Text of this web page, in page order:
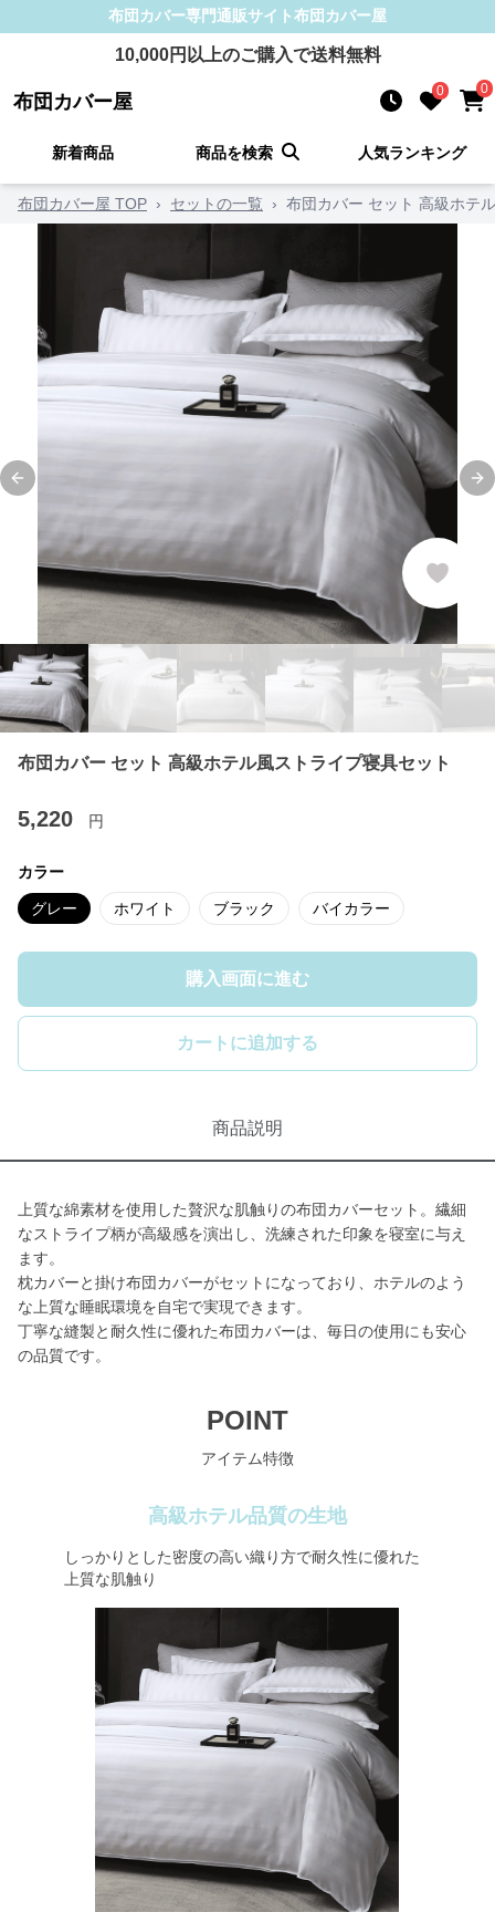
布団カバー専門通販サイト布団カバー屋
10,000円以上のご購入で送料無料
布団カバー屋 0 0
新着商品 商品を検索 人気ランキング
布団カバー屋 TOP › セットの一覧 › 布団カバー セット 高級ホテ
Previous slide
布団カバー セット 高級ホテル風ストライプ寝具セット
5,220 円
カラー
グレー ホワイト ブラック バイカラー
購入画面に進む
カートに追加する
商品説明
上質な綿素材を使用した贅沢な肌触りの布団カバーセット。繊細
なストライプ柄が高級感を演出し、洗練された印象を寝室に与え
ます。
枕カバーと掛け布団カバーがセットになっており、ホテルのよう
な上質な睡眠環境を自宅で実現できます。
丁寧な縫製と耐久性に優れた布団カバーは、毎日の使用にも安心
の品質です。
POINT
アイテム特徴
高級ホテル品質の生地
しっかりとした密度の高い織り方で耐久性に優れた
上質な肌触り